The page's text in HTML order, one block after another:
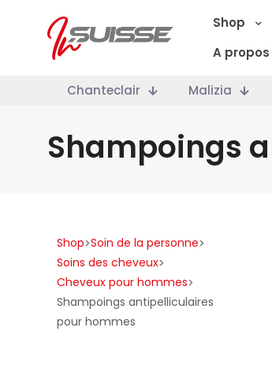
Shop
A
Chanteclair Malizia
Shampoings
Shop>Soin de la personne>
Soins des cheveux>
Cheveux pour hommes>
Shampoings antipelliculaires
pour hommes